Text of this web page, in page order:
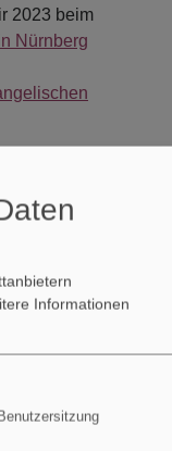
2023 beim
Nürnberg
Informationen